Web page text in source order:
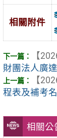
相關公
相關附件
【
財團法人廣
【
程表及補考